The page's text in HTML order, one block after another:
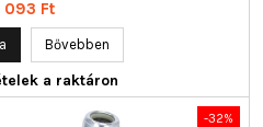
093 Ft
Bővebben
a raktáron
-32%